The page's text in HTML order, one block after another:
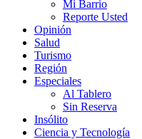
Mi Barrio
Reporte Usted
Opinión
Salud
Turismo
Región
Especiales
Al Tablero
Sin Reserva
Insólito
Ciencia y Tecnología